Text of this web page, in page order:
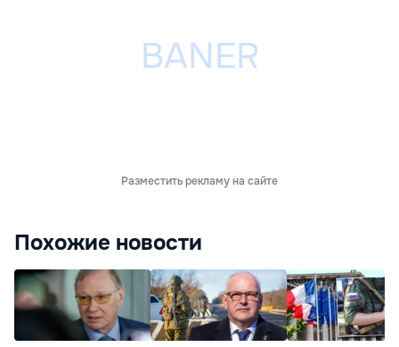
Разместить рекламу на сайте
Похожие новости